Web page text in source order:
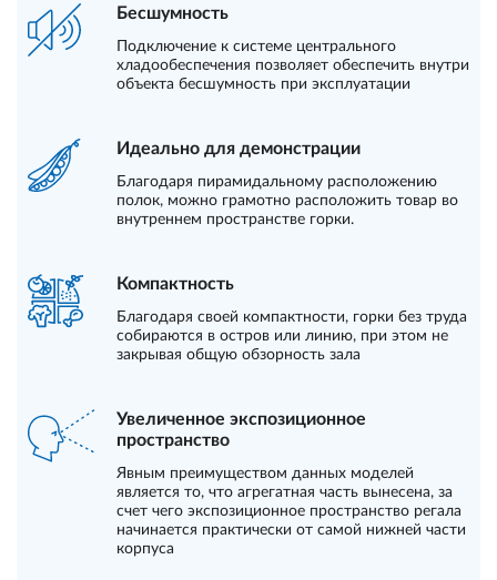
Бесшумность
Подключение к системе центрального
хладообеспечения позволяет обеспечить внутри
объекта бесшумность при эксплуатации
Идеально для демонстрации
Благодаря пирамидальному расположению
полок, можно грамотно расположить товар во
внутреннем пространстве горки.
Компактность
Благодаря своей компактности, горки без труда
собираются в остров или линию, при этом не
закрывая общую обзорность зала
Увеличенное экспозиционное
пространство
Явным преимуществом данных моделей
является то, что агрегатная часть вынесена, за
счет чего экспозиционное пространство регала
начинается практически от самой нижней части
корпуса